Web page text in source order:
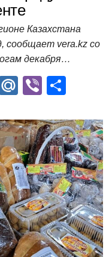
Казахстана
сообщает vera.kz со
декабря…
T
M
.R
u
Vi
er п
р
а
в
и
т
ь